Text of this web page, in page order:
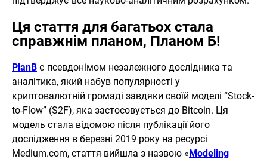
Ця стаття для багатьох стала
справжнім планом, Планом Б!
PlanB є псевдонімом незалежного дослідника та
аналітика, який набув популярності у
криптовалютній громаді завдяки своїй моделі “Stock-
to-Flow” (S2F), яка застосовується до Bitcoin. Ця
модель стала відомою після публікації його
дослідження в березні 2019 року на ресурсі
Medium.com, стаття вийшла з назвою «Modeling